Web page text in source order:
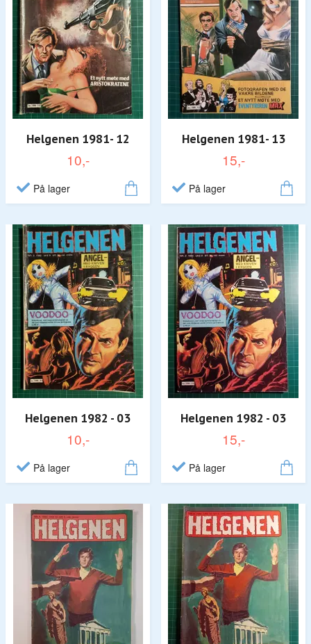
Helgenen 1981- 12
10,-
På lager
Helgenen 1981- 13
15,-
På lager
Helgenen 1982 - 03
10,-
På lager
Helgenen 1982 - 03
15,-
På lager